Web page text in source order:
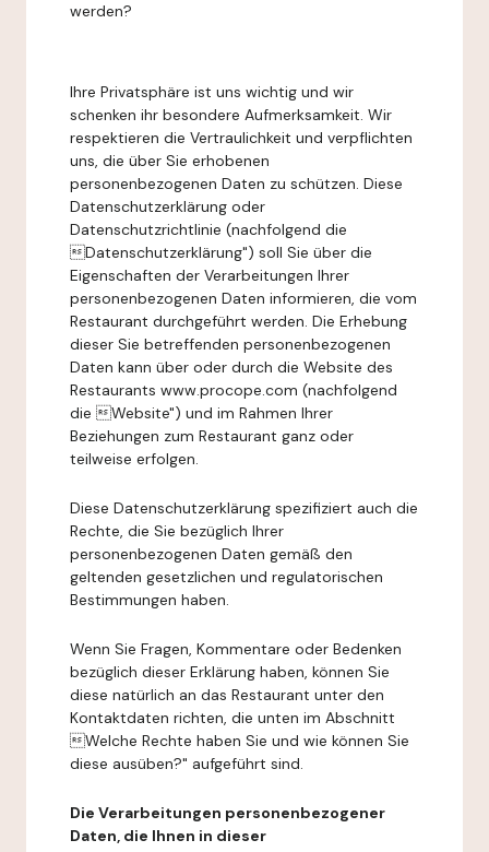
werden?
Ihre Privatsphäre ist uns wichtig und wir
schenken ihr besondere Aufmerksamkeit. Wir
respektieren die Vertraulichkeit und verpflichten
uns, die über Sie erhobenen
personenbezogenen Daten zu schützen. Diese
Datenschutzerklärung oder
Datenschutzrichtlinie (nachfolgend die
Datenschutzerklärung") soll Sie über die
Eigenschaften der Verarbeitungen Ihrer
personenbezogenen Daten informieren, die vom
Restaurant durchgeführt werden. Die Erhebung
dieser Sie betreffenden personenbezogenen
Daten kann über oder durch die Website des
Restaurants www.procope.com (nachfolgend
die Website") und im Rahmen Ihrer
Beziehungen zum Restaurant ganz oder
teilweise erfolgen.
Diese Datenschutzerklärung spezifiziert auch die
Rechte, die Sie bezüglich Ihrer
personenbezogenen Daten gemäß den
geltenden gesetzlichen und regulatorischen
Bestimmungen haben.
Wenn Sie Fragen, Kommentare oder Bedenken
bezüglich dieser Erklärung haben, können Sie
diese natürlich an das Restaurant unter den
Kontaktdaten richten, die unten im Abschnitt
Welche Rechte haben Sie und wie können Sie
diese ausüben?" aufgeführt sind.
Die Verarbeitungen personenbezogener
Daten, die Ihnen in dieser